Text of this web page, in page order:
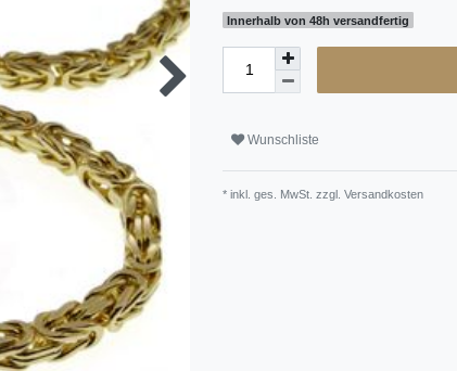
Innerhalb von 48h versandfertig
Wunschliste
* inkl. ges. MwSt. zzgl. Versandkosten